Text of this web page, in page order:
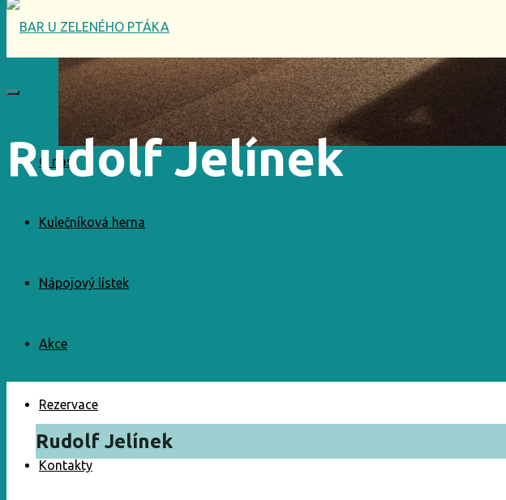
O nás
Kulečníková herna
Nápojový lístek
Akce
Rezervace
Kontakty
Rudolf Jelínek
Rudolf Jelínek